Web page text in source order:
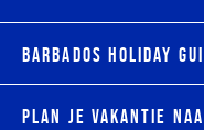
Barbados Holiday
Plan je vakantie